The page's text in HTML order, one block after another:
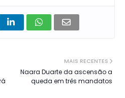
MAIS RECENTES
Naara Duarte da ascensão a
queda em três mandatos